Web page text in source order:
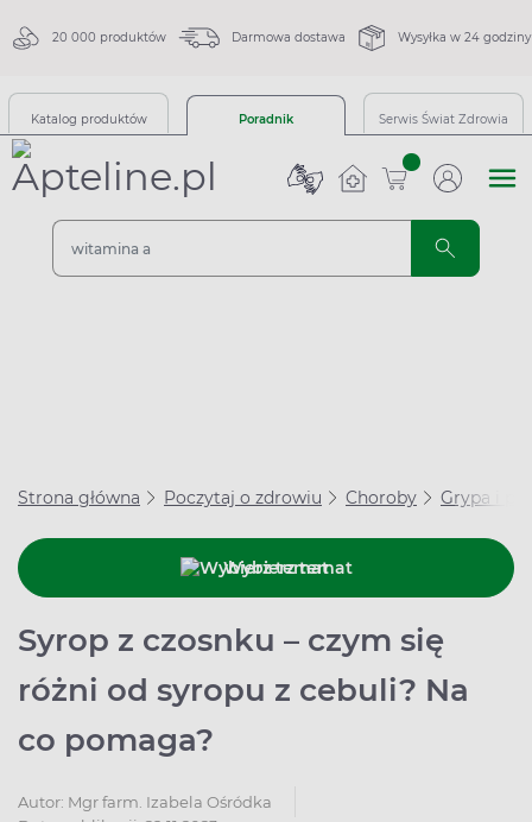
20 000 produktów Darmowa dostawa Wysyłka w 24 godziny
Katalog produktów Poradnik Serwis Świat Zdrowia
sztuk
Strona główna Poczytaj o zdrowiu Choroby Grypa i
Wybierz temat
Syrop z czosnku – czym się
różni od syropu z cebuli? Na
co pomaga?
Autor: Mgr farm. Izabela Ośródka